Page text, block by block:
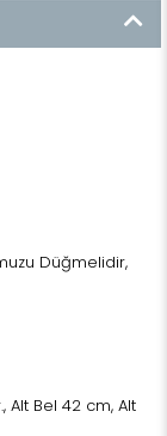
Düğmelidir,
Alt Bel 42 cm, Alt